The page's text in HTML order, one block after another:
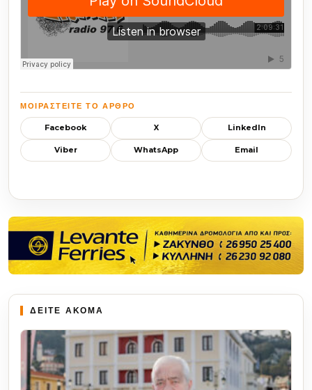
ΜΟΙΡΑΣΤΕΊΤΕ ΤΟ ΆΡΘΡΟ
Facebook X LinkedIn
Viber WhatsApp Email
ΔΕΙΤΕ ΑΚΟΜΑ